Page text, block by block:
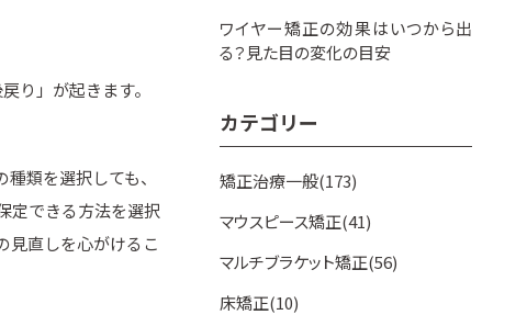
り」が起きます。
類を選択しても、
定できる方法を選択
見直しを心がけるこ
ワイヤー矯正の効果はいつから出
る？見た目の変化の目安
カテゴリー
矯正治療一般(173)
マウスピース矯正(41)
マルチブラケット矯正(56)
床矯正(10)